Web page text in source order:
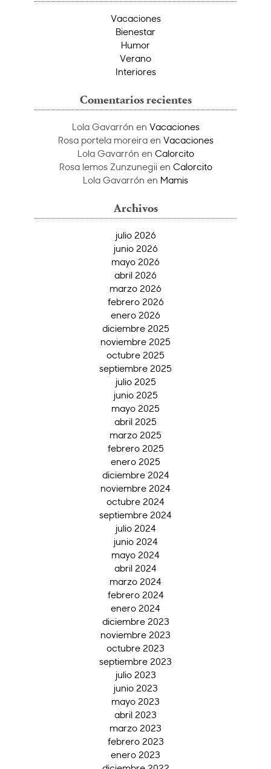
Vacaciones
Bienestar
Humor
Verano
Interiores
Comentarios recientes
Lola Gavarrón en Vacaciones
Rosa portela moreiraen Vacaciones
Lola Gavarrón en Calorcito
Rosa lemos Zunzunegiien Calorcito
Lola Gavarrón en Mamis
Archivos
julio 2026
junio 2026
mayo 2026
abril 2026
marzo 2026
febrero 2026
enero 2026
diciembre 2025
noviembre 2025
octubre 2025
septiembre 2025
julio 2025
junio 2025
mayo 2025
abril 2025
marzo 2025
febrero 2025
enero 2025
diciembre 2024
noviembre 2024
octubre 2024
septiembre 2024
julio 2024
junio 2024
mayo 2024
abril 2024
marzo 2024
febrero 2024
enero 2024
diciembre 2023
noviembre 2023
octubre 2023
septiembre 2023
julio 2023
junio 2023
mayo 2023
abril 2023
marzo 2023
febrero 2023
enero 2023